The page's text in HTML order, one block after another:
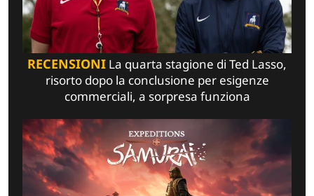
RECENSIONI La quarta stagione di Ted Lasso,
risorto dopo la conclusione per esigenze
commerciali, a sorpresa funziona